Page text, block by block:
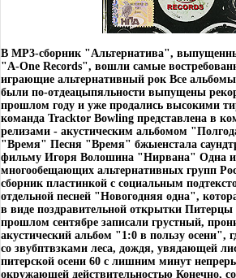
В MP3-сборник "Альтернатива",
"A-One Records", вошли самые
играющие альтернативный рок Все
были по-отдеацыпяльности выпущены
прошлом году и уже продались высокими
команда Tracktor Bowling представлена в
релизами - акустическим альбомом
"Время" Песня "Время" бжыенстала
фильму Игоря Волошина "Нирвана" Одна
многообещающих альтернативных групп
сборник пластинкой с социальным
отдельной песней "Новогодняя одна",
в виде поздравительной открытки
прошлом сентябре записали грустный,
акустический альбом "1:0 в пользу осени",
со звубптвзками леса, дождя, увядающей
питерской осени 60 с лишним минут
окружающей действительностью Конечно,